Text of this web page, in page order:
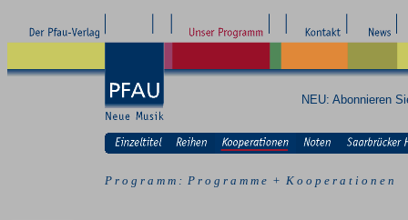
NEU: Abonnieren
P r o g r a m m : P r o g r a m m e + K o o p e r a t i o n e n